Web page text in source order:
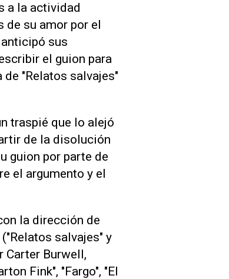
a la actividad
de su amor por el
sus
el guion para
"Relatos salvajes"
traspié que lo alejó
de la disolución
guion por parte de
el argumento y el
la dirección de
salvajes" y
Carter Burwell,
Fink", "Fargo", "El